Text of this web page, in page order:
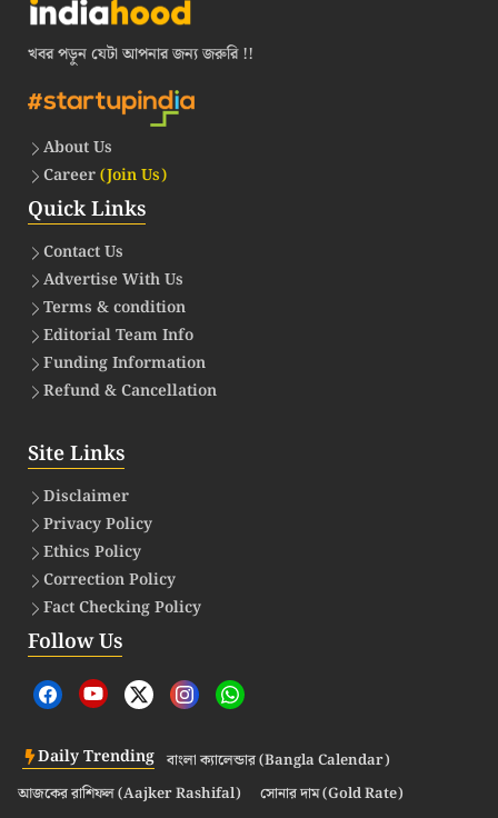
খবর পড়ুন যেটা আপনার জন্য জরুরি !!
About Us
Career(Join Us)
Quick Links
Contact Us
Advertise With Us
Terms & condition
Editorial Team Info
Funding Information
Refund & Cancellation
Site Links
Disclaimer
Privacy Policy
Ethics Policy
Correction Policy
Fact Checking Policy
Follow Us
Daily Trending বাংলা ক্যালেন্ডার (Bangla Calendar)
আজকের রাশিফল (Aajker Rashifal)
সোনার দাম (Gold Rate)